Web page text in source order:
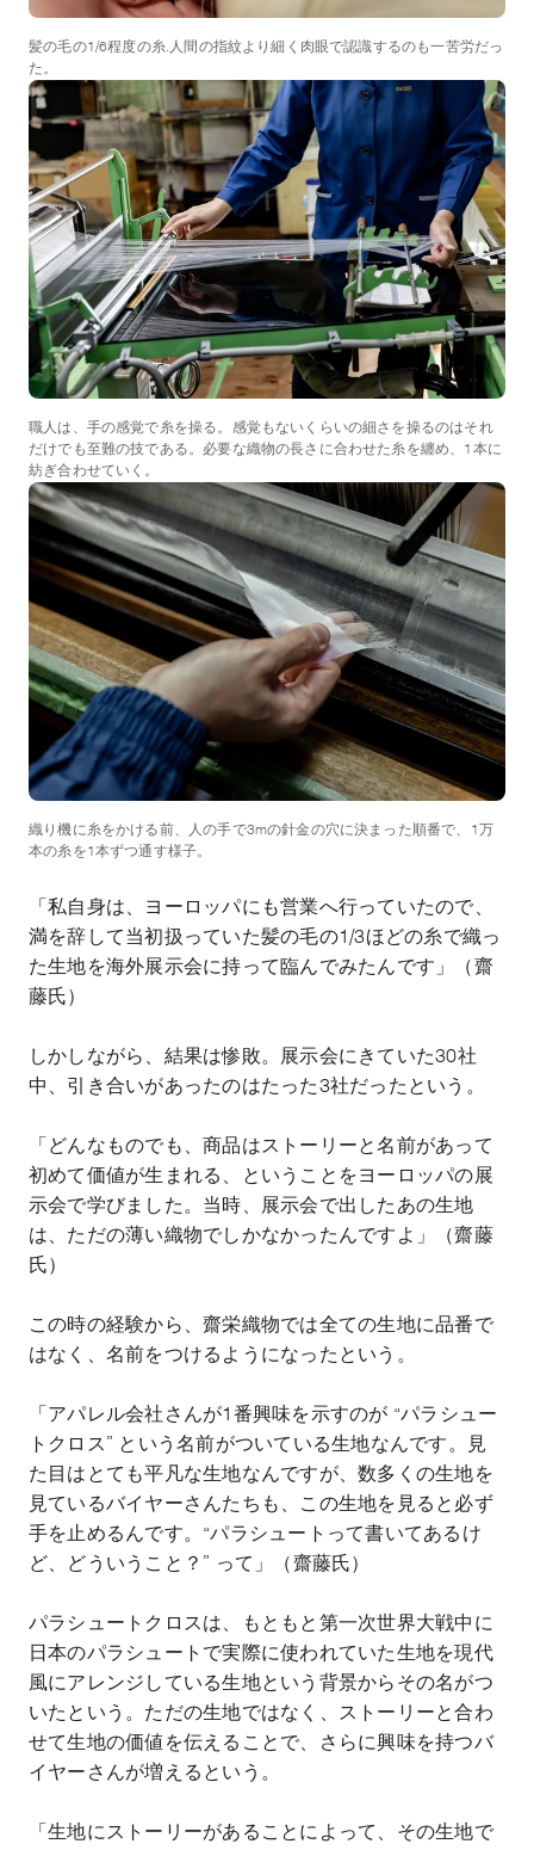
髪の毛の1/6程度の糸.人間の指紋より細く肉眼で認識するのも一苦労だっ
た。
職人は、手の感覚で糸を操る。感覚もないくらいの細さを操るのはそれ
だけでも至難の技である。必要な織物の長さに合わせた糸を纏め、1本に
紡ぎ合わせていく。
織り機に糸をかける前、人の手で3mの針金の穴に決まった順番で、1万
本の糸を1本ずつ通す様子。
「私自身は、ヨーロッパにも営業へ行っていたので、
満を辞して当初扱っていた髪の毛の1/3ほどの糸で織っ
た生地を海外展示会に持って臨んでみたんです」（齋
藤氏）
しかしながら、結果は惨敗。展示会にきていた30社
中、引き合いがあったのはたった 3社だったという。
「どんなものでも、商品はストーリーと名前があって
初めて価値が生まれる、ということをヨーロッパの展
示会で学びました。当時、展示会で出したあの生地
は、ただの薄い織物でしかなかったんですよ」（齋藤
氏）
この時の経験から、齋栄織物では全ての生地に品番で
はなく、名前をつけるようになったという。
「アパレル会社さんが1 番興味を示すのが “パラシュー
トクロス ” という名前がついている生地なんです。見
た目はとても平凡な生地なんですが、数多くの生地を
見ているバイヤーさんたちも、この生地を見ると必ず
手を止めるんです。 “パラシュートって書いてあるけ
ど、どういうこと？ ” って」（齋藤氏）
パラシュートクロスは、もともと第一次世界大戦中に
日本のパラシュートで実際に使われていた生地を現代
風にアレンジしている生地という背景からその名がつ
いたという。ただの生地ではなく、ストーリーと合わ
せて生地の価値を伝えることで、さらに興味を持つバ
イヤーさんが増えるという。
「生地にストーリーがあることによって、その生地で